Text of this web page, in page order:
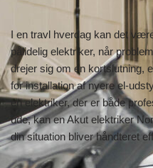
I en travl hverdag kan det
pålidelig elektriker, når
drejer sig om en kortslutning,
for installation af nyere el-
en elektriker, der er både
ude, kan en Akut elektriker
din situation bliver håndteret